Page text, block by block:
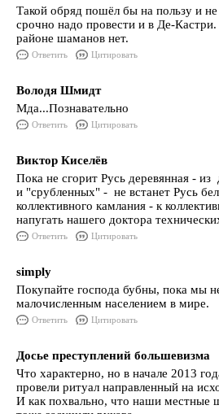
Такой обряд пошёл бы на пользу и
срочно надо провести и в Де-
районе шаманов нет.
Ответить Цитировать
Володя Шмидт
Мда...Познавательно
Ответить Цитировать
Виктор Киселёв
Пока не сгорит Русь деревянная -
и "срубленных" - не встанет Русь
коллективного камлания - к
напугать нашего доктора
Ответить Цитировать
simply
Покупайте господа бубны, пока мы
малочисленным населением в мире.
Ответить Цитировать
Досье преступлений большевизма
Что характерно, но в начале 2013
провели ритуал направленный на
И как похвально, что наши местные